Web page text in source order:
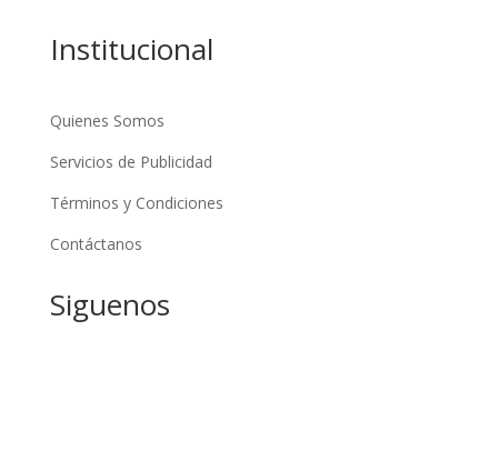
Institucional
Quienes Somos
Servicios de Publicidad
Términos y Condiciones
Contáctanos
Siguenos